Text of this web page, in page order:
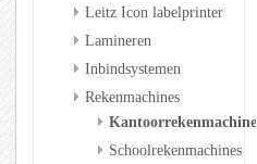
Leitz Icon labelprinter
Lamineren
Inbindsystemen
Rekenmachines
Kantoorrekenmachines
Schoolrekenmachines